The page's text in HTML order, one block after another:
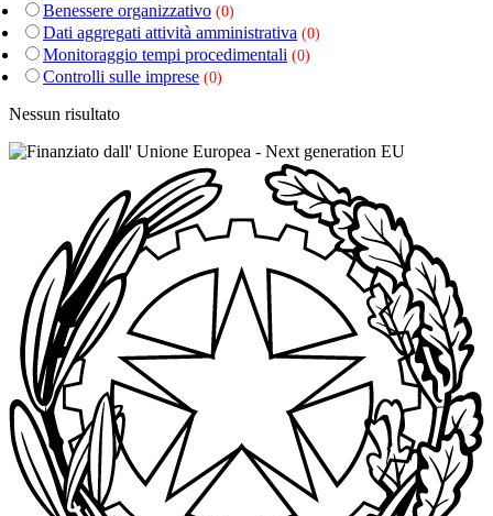
Benessere organizzativo (0)
Dati aggregati attività amministrativa (0)
Monitoraggio tempi procedimentali (0)
Controlli sulle imprese (0)
Nessun risultato